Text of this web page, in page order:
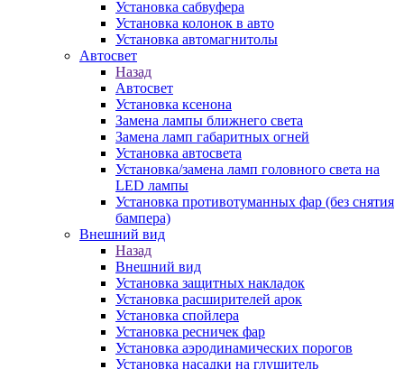
Установка сабвуфера
Установка колонок в авто
Установка автомагнитолы
Автосвет
Назад
Автосвет
Установка ксенона
Замена лампы ближнего света
Замена ламп габаритных огней
Установка автосвета
Установка/замена ламп головного света на
LED лампы
Установка противотуманных фар (без снятия
бампера)
Внешний вид
Назад
Внешний вид
Установка защитных накладок
Установка расширителей арок
Установка спойлера
Установка ресничек фар
Установка аэродинамических порогов
Установка насадки на глушитель